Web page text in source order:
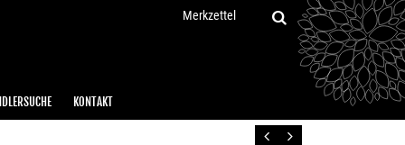
Merkzettel
KONTAKT
Zurück Vor